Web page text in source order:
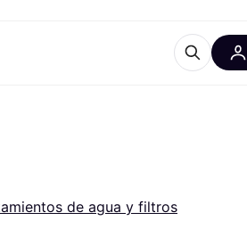
de agua y filtros